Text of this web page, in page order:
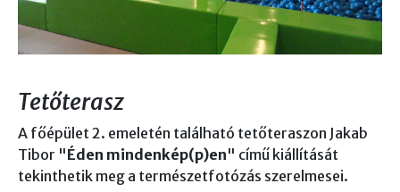
Tetőterasz
A főépület 2. emeletén található tetőteraszon Jakab
Tibor "Éden mindenkép(p)en" című kiállítását
tekinthetik meg a természetfotózás szerelmesei.